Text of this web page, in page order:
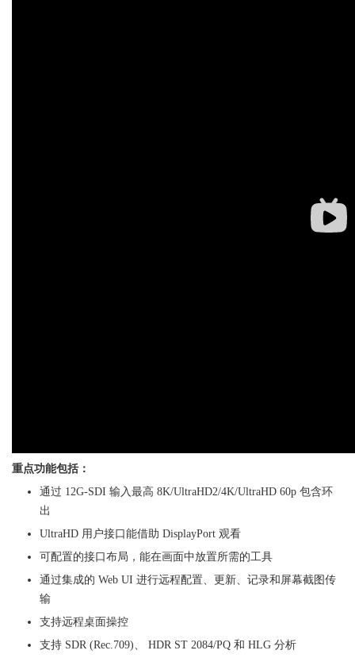
重点功能包括：
通过 12G-SDI 输入最高 8K/UltraHD2/4K/UltraHD 60p 包含环
出
UltraHD 用户接口能借助 DisplayPort 观看
可配置的接口布局，能在画面中放置所需的工具
通过集成的 Web UI 进行远程配置、更新、记录和屏幕截图传
输
支持远程桌面操控
支持 SDR (Rec.709)、 HDR ST 2084/PQ 和 HLG 分析